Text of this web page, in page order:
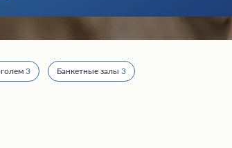
3 Банкетные залы 3